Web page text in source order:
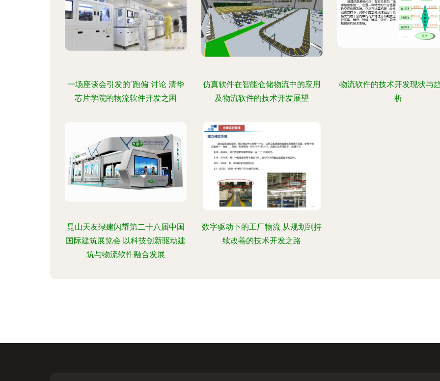
一场座谈会引发的“跑偏”讨论 清华
芯片学院的物流软件开发之困
仿真软件在智能仓储物流中的应用
及物流软件的技术开发展望
物流软件的技术开发现状与
析
昆山天友绿建闪耀第二十八届中国
国际建筑展览会 以科技创新驱动建
筑与物流软件融合发展
数字驱动下的工厂物流 从规划到持
续改善的技术开发之路